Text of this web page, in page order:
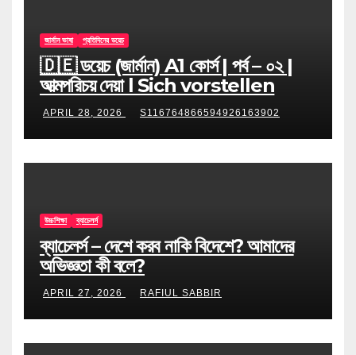
জার্মান ভাষা প্রতিদিনের ডয়েচ
🇩🇪 ডয়েচ (জার্মান) A1 কোর্স | পর্ব – ০২ |
আত্মপরিচয় দেয়া l Sich vorstellen
APRIL 28, 2026 S116764866594926163902
উচ্চশিক্ষা ব্যাচেলর্স
ব্যাচেলর্স – দেশে করব নাকি বিদেশে? আমাদের
অভিজ্ঞতা কী বলে?
APRIL 27, 2026 RAFIUL SABBIR